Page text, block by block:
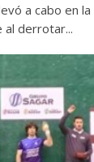
a cabo en
derrotar...